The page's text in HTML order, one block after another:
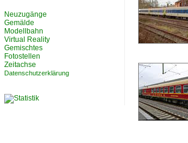
Neuzugänge
Gemälde
Modellbahn
Virtual Reality
Gemischtes
Fotostellen
Zeitachse
Datenschutzerklärung